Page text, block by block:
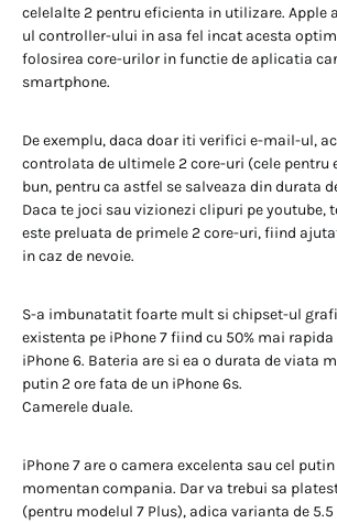
celelalte 2 pentru eficienta in utilizare. Apple
ul controller-ului in asa fel incat acesta
folosirea core-urilor in functie de aplicatia
smartphone.
De exemplu, daca doar iti verifici e-mail-ul,
controlata de ultimele 2 core-uri (cele pentru
bun, pentru ca astfel se salveaza din durata
Daca te joci sau vizionezi clipuri pe youtube,
este preluata de primele 2 core-uri, fiind
in caz de nevoie.
S-a imbunatatit foarte mult si chipset-ul
existenta pe iPhone 7 fiind cu 50% mai rapida
iPhone 6. Bateria are si ea o durata de viata
putin 2 ore fata de un iPhone 6s.
Camerele duale.
iPhone 7 are o camera excelenta sau cel
momentan compania. Dar va trebui sa
(pentru modelul 7 Plus), adica varianta de